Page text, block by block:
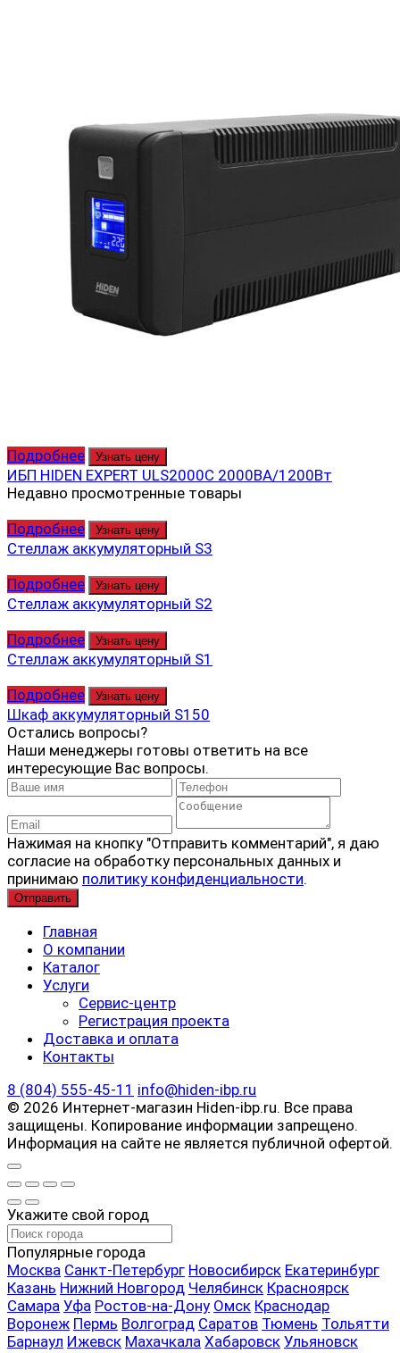
Подробнее Узнать цену
ИБП HIDEN EXPERT ULS2000C 2000ВА/1200Вт
Недавно просмотренные товары
Подробнее
Узнать цену
Стеллаж аккумуляторный S3
Подробнее
Узнать цену
Стеллаж аккумуляторный S2
Подробнее
Узнать цену
Стеллаж аккумуляторный S1
Подробнее
Узнать цену
Шкаф аккумуляторный S150
Остались вопросы?
Наши менеджеры готовы ответить на все
интересующие Вас вопросы.
Нажимая на кнопку "Отправить комментарий", я даю
согласие на обработку персональных данных и
принимаю политику конфиденциальности.
Главная
О компании
Каталог
Услуги
Сервис-центр
Регистрация проекта
Доставка и оплата
Контакты
8 (804) 555-45-11 info@hiden-ibp.ru
© 2026 Интернет-магазин Hiden-ibp.ru. Все права
защищены. Копирование информации запрещено.
Информация на сайте не является публичной офертой.
Укажите свой город
Популярные города
Москва Санкт-Петербург Новосибирск Екатеринбург
Казань Нижний Новгород Челябинск Красноярск
Самара Уфа Ростов-на-Дону Омск Краснодар
Воронеж Пермь Волгоград Саратов Тюмень Тольятти
Барнаул Ижевск Махачкала Хабаровск Ульяновск